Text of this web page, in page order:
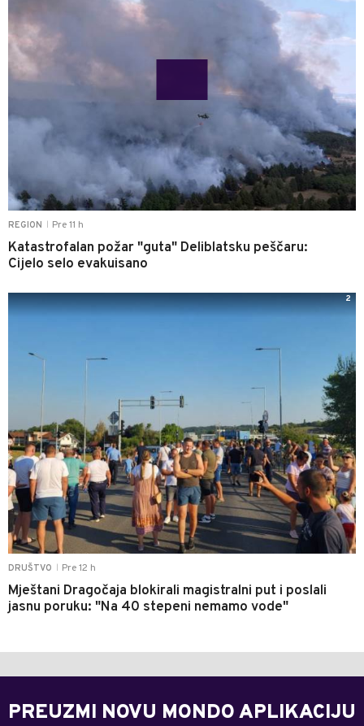
REGION Pre 11 h
Katastrofalan požar "guta" Deliblatsku peščaru:
Cijelo selo evakuisano
DRUŠTVO Pre 12 h
Mještani Dragočaja blokirali magistralni put i poslali
jasnu poruku: "Na 40 stepeni nemamo vode"
2
PREUZMI NOVU MONDO APLIKACIJU